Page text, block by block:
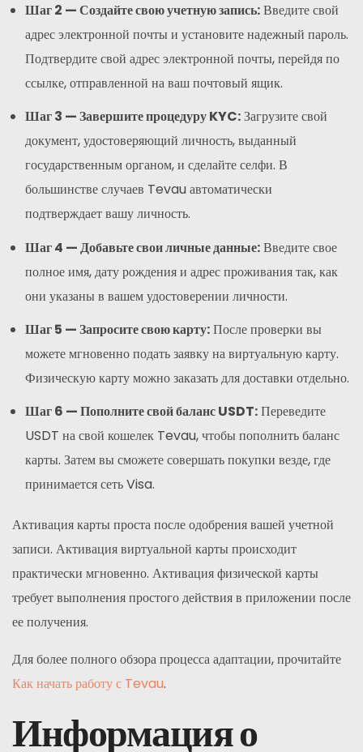
Шаг 2 — Создайте свою учетную запись:Введите свой
адрес электронной почты и установите надежный пароль.
Подтвердите свой адрес электронной почты, перейдя по
ссылке, отправленной на ваш почтовый ящик.
Шаг 3 — Завершите процедуру KYC:Загрузите свой
документ, удостоверяющий личность, выданный
государственным органом, и сделайте селфи. В
большинстве случаев Tevau автоматически
подтверждает вашу личность.
Шаг 4 — Добавьте свои личные данные:Введите свое
полное имя, дату рождения и адрес проживания так, как
они указаны в вашем удостоверении личности.
Шаг 5 — Запросите свою карту:После проверки вы
можете мгновенно подать заявку на виртуальную карту.
Физическую карту можно заказать для доставки отдельно.
Шаг 6 — Пополните свой баланс USDT:Переведите
USDT на свой кошелек Tevau, чтобы пополнить баланс
карты. Затем вы сможете совершать покупки везде, где
принимается сеть Visa.
Активация карты проста после одобрения вашей учетной
записи. Активация виртуальной карты происходит
практически мгновенно. Активация физической карты
требует выполнения простого действия в приложении после
ее получения.
Для более полного обзора процесса адаптации, прочитайте
Как начать работу с Tevau.
Информация о